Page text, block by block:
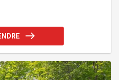
Quatre
privé, trois salles de bain
garage double et
élégant, entre nature et